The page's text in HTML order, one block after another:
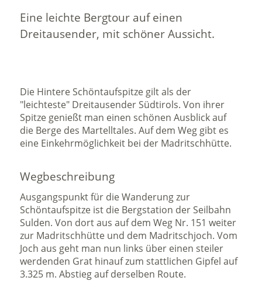
Eine leichte Bergtour auf einen
Dreitausender, mit schöner Aussicht.
Die Hintere Schöntaufspitze gilt als der
"leichteste" Dreitausender Südtirols. Von ihrer
Spitze genießt man einen schönen Ausblick auf
die Berge des Martelltales. Auf dem Weg gibt es
eine Einkehrmöglichkeit bei der Madritschhütte.
Wegbeschreibung
Ausgangspunkt für die Wanderung zur
Schöntaufspitze ist die Bergstation der Seilbahn
Sulden. Von dort aus auf dem Weg Nr. 151 weiter
zur Madritschhütte und dem Madritschjoch. Vom
Joch aus geht man nun links über einen steiler
werdenden Grat hinauf zum stattlichen Gipfel auf
3.325 m. Abstieg auf derselben Route.